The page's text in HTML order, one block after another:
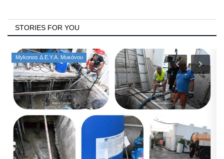
STORIES FOR YOU
Mykonos Δ.Ε.Υ.Α. Μυκόνου